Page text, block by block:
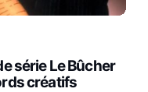
série Le Bûcher
créatifs